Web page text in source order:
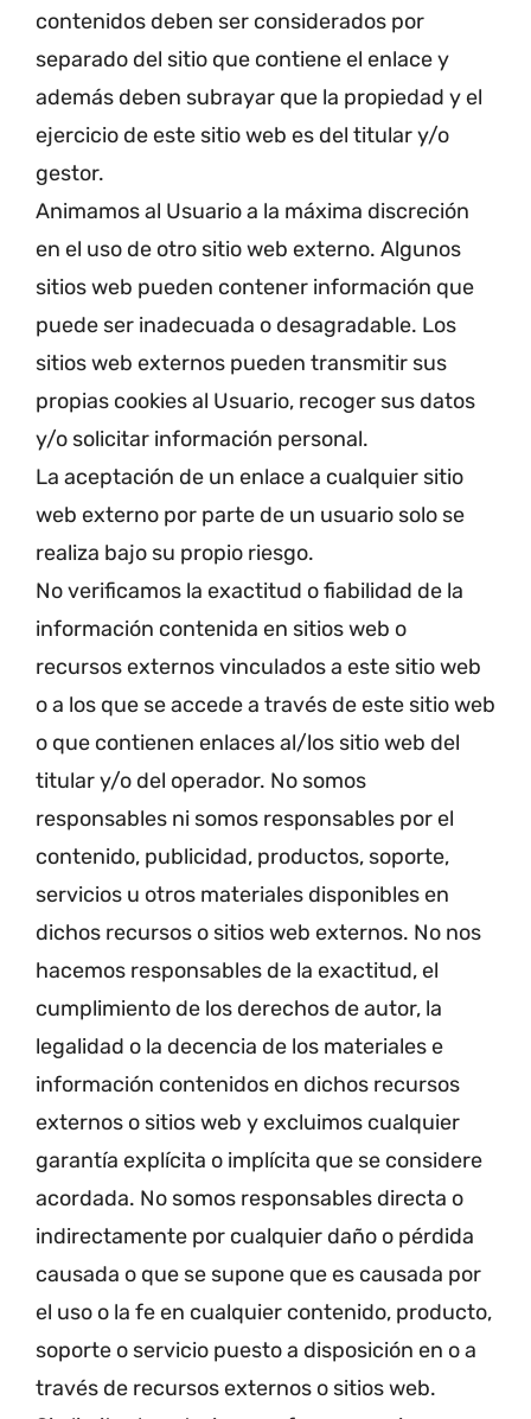
contenidos deben ser considerados por
separado del sitio que contiene el enlace y
además deben subrayar que la propiedad y el
ejercicio de este sitio web es del titular y/o
gestor.
Animamos al Usuario a la máxima discreción
en el uso de otro sitio web externo. Algunos
sitios web pueden contener información que
puede ser inadecuada o desagradable. Los
sitios web externos pueden transmitir sus
propias cookies al Usuario, recoger sus datos
y/o solicitar información personal.
La aceptación de un enlace a cualquier sitio
web externo por parte de un usuario solo se
realiza bajo su propio riesgo.
No verificamos la exactitud o fiabilidad de la
información contenida en sitios web o
recursos externos vinculados a este sitio web
o a los que se accede a través de este sitio web
o que contienen enlaces al/los sitio web del
titular y/o del operador. No somos
responsables ni somos responsables por el
contenido, publicidad, productos, soporte,
servicios u otros materiales disponibles en
dichos recursos o sitios web externos. No nos
hacemos responsables de la exactitud, el
cumplimiento de los derechos de autor, la
legalidad o la decencia de los materiales e
información contenidos en dichos recursos
externos o sitios web y excluimos cualquier
garantía explícita o implícita que se considere
acordada. No somos responsables directa o
indirectamente por cualquier daño o pérdida
causada o que se supone que es causada por
el uso o la fe en cualquier contenido, producto,
soporte o servicio puesto a disposición en o a
través de recursos externos o sitios web.